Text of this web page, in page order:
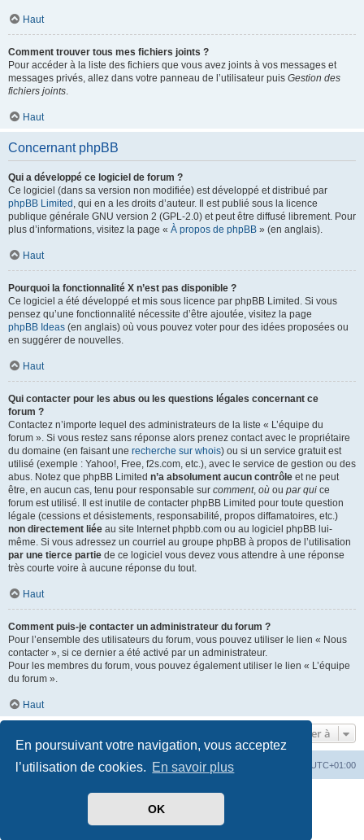
En poursuivant votre navigation, vous acceptez
l’utilisation de cookies. En savoir plus
OK
Haut
Comment trouver tous mes fichiers joints ?
Pour accéder à la liste des fichiers que vous avez joints à vos messages et
messages privés, allez dans votre panneau de l’utilisateur puis Gestion des
fichiers joints.
Haut
Concernant phpBB
Qui a développé ce logiciel de forum ?
Ce logiciel (dans sa version non modifiée) est développé et distribué par
phpBB Limited , qui en a les droits d’auteur. Il est publié sous la licence
publique générale GNU version 2 (GPL-2.0) et peut être diffusé librement. Pour
plus d’informations, visitez la page « À propos de phpBB » (en anglais).
Haut
Pourquoi la fonctionnalité X n’est pas disponible ?
Ce logiciel a été développé et mis sous licence par phpBB Limited. Si vous
pensez qu’une fonctionnalité nécessite d’être ajoutée, visitez la page
phpBB Ideas (en anglais) où vous pouvez voter pour des idées proposées ou
en suggérer de nouvelles.
Haut
Qui contacter pour les abus ou les questions légales concernant ce
forum ?
Contactez n’importe lequel des administrateurs de la liste « L’équipe du
forum ». Si vous restez sans réponse alors prenez contact avec le propriétaire
du domaine (en faisant une recherche sur whois) ou si un service gratuit est
utilisé (exemple : Yahoo!, Free, f2s.com, etc.), avec le service de gestion ou des
abus. Notez que phpBB Limited n’a absolument aucun contrôle et ne peut
être, en aucun cas, tenu pour responsable sur comment, où ou par qui ce
forum est utilisé. Il est inutile de contacter phpBB Limited pour toute question
légale (cessions et désistements, responsabilité, propos diffamatoires, etc.)
non directement liée au site Internet phpbb.com ou au logiciel phpBB lui-
même. Si vous adressez un courriel au groupe phpBB à propos de l’utilisation
par une tierce partie de ce logiciel vous devez vous attendre à une réponse
très courte voire à aucune réponse du tout.
Haut
Comment puis-je contacter un administrateur du forum ?
Pour l’ensemble des utilisateurs du forum, vous pouvez utiliser le lien « Nous
contacter », si ce dernier a été activé par un administrateur.
Pour les membres du forum, vous pouvez également utiliser le lien « L’équipe
du forum ».
Haut
Aller à
Index du forum UTC+01:00
Développé parphpBB® Forum Software © phpBB Limited
Traduit par
Side-car club Français